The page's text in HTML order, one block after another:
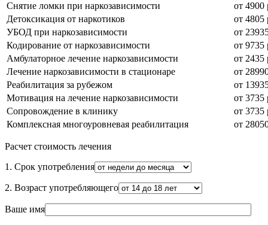
Снятие ломки при наркозависимости
от 4900
Детоксикация от наркотиков
от 4805
УБОД при наркозависимости
от
Кодирование от наркозависимости
от 9735
Амбулаторное лечение наркозависимости
от 2435
Лечение наркозависимости в стационаре
от
Реабилитация за рубежом
от
Мотивация на лечение наркозависимости
от 3735
Сопровождение в клинику
от 3735
Комплексная многоуровневая реабилитация
от
Расчет стоимость лечения
1. Срок употребления
2. Возраст употребляющего
Ваше имя